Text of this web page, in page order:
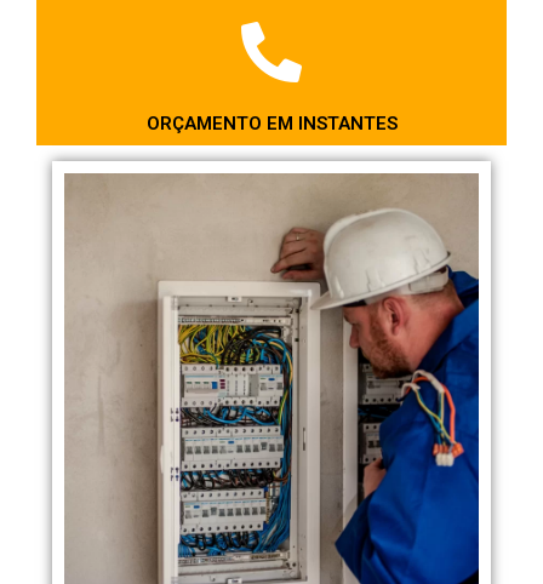
ORÇAMENTO EM INSTANTES